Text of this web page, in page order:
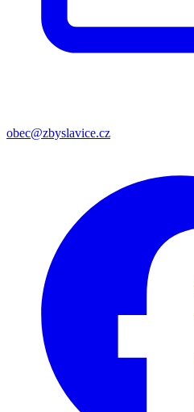
obec@zbyslavice.cz